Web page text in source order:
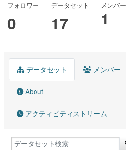
フォロワー
0
データセット
17
メンバー
1
データセット メンバー
About
アクティビティストリーム